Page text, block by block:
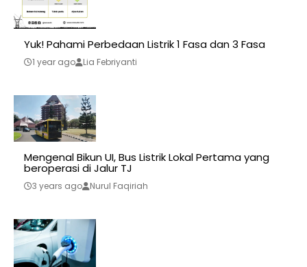
Yuk! Pahami Perbedaan Listrik 1 Fasa dan 3 Fasa
1 year ago Lia Febriyanti
Mengenal Bikun UI, Bus Listrik Lokal Pertama yang
beroperasi di Jalur TJ
3 years ago Nurul Faqiriah